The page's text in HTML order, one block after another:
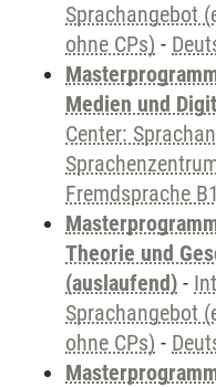
Sprachangebot
ohne CPs) -
Medien und
Center:
Fremdsprache
Theorie und
(auslaufend) -
Sprachangebot
ohne CPs) -